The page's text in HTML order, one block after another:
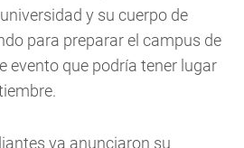
y su cuerpo de
para preparar el campus de
evento que podría tener lugar
ya anunciaron su